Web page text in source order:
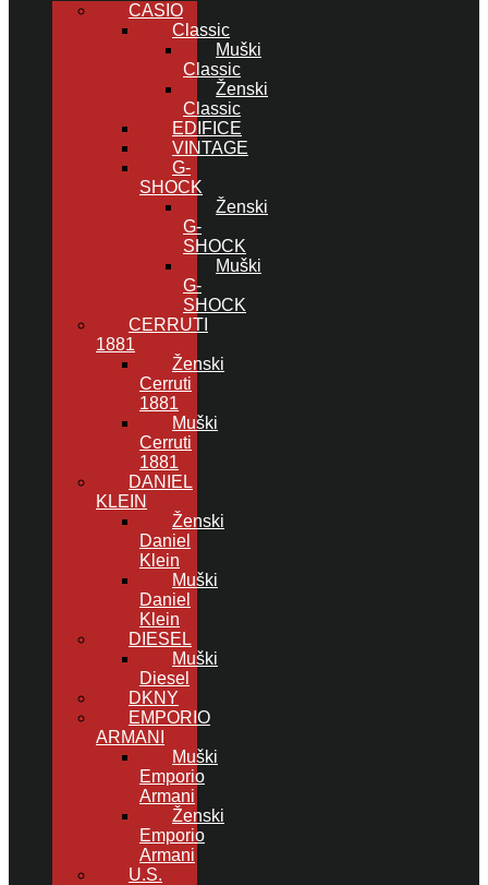
CASIO
Classic
Muški
Classic
Ženski
Classic
EDIFICE
VINTAGE
G-
SHOCK
Ženski
G-
SHOCK
Muški
G-
SHOCK
CERRUTI
1881
Ženski
Cerruti
1881
Muški
Cerruti
1881
DANIEL
KLEIN
Ženski
Daniel
Klein
Muški
Daniel
Klein
DIESEL
Muški
Diesel
DKNY
EMPORIO
ARMANI
Muški
Emporio
Armani
Ženski
Emporio
Armani
U.S.